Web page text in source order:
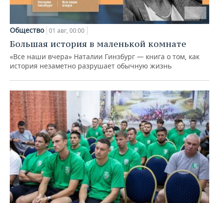
Общество 01 авг, 00:00
Большая история в маленькой комнате
«Все наши вчера» Наталии Гинзбург — книга о том, как
история незаметно разрушает обычную жизнь